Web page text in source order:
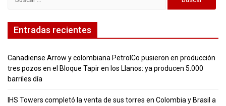
Entradas recientes
Canadiense Arrow y colombiana PetrolCo pusieron en producción
tres pozos en el Bloque Tapir en los Llanos: ya producen 5.000
barriles día
IHS Towers completó la venta de sus torres en Colombia y Brasil a